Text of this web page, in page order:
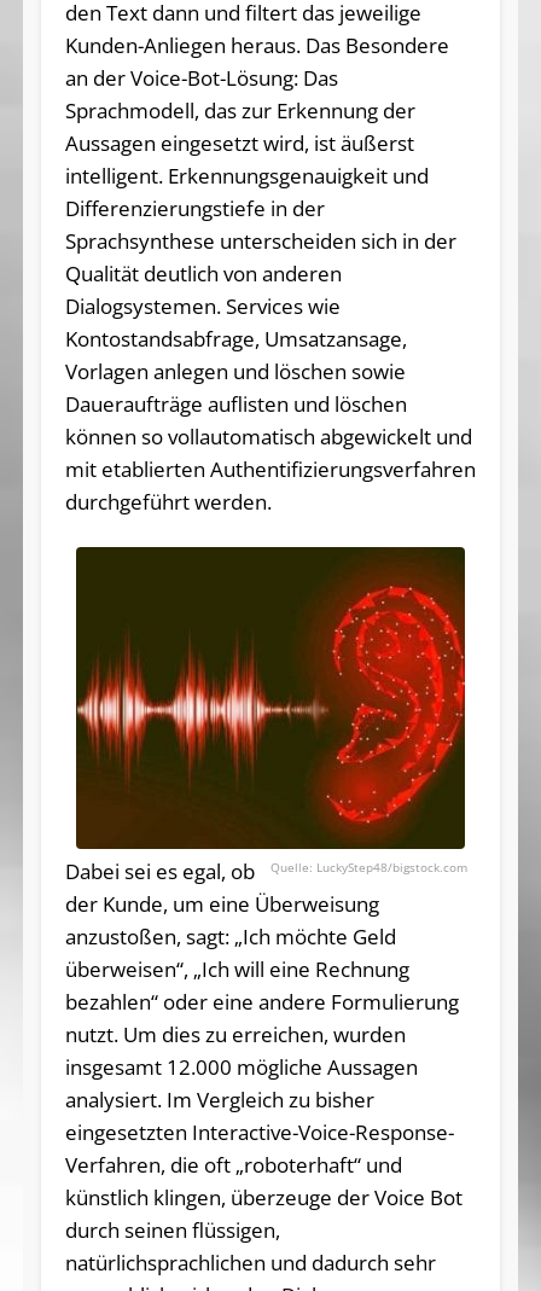
den Text dann und filtert das jeweilige
Kunden-Anliegen heraus. Das Besondere
an der Voice-Bot-Lösung: Das
Sprachmodell, das zur Erkennung der
Aussagen eingesetzt wird, ist äußerst
intelligent. Erkennungsgenauigkeit und
Differenzierungstiefe in der
Sprachsynthese unterscheiden sich in der
Qualität deutlich von anderen
Dialogsystemen. Services wie
Kontostandsabfrage, Umsatzansage,
Vorlagen anlegen und löschen sowie
Daueraufträge auflisten und löschen
können so vollautomatisch abgewickelt und
mit etablierten Authentifizierungsverfahren
durchgeführt werden.
LuckyStep48/bigstock.com
Dabei sei es egal, ob
der Kunde, um eine Überweisung
anzustoßen, sagt: „Ich möchte Geld
überweisen“, „Ich will eine Rechnung
bezahlen“ oder eine andere Formulierung
nutzt. Um dies zu erreichen, wurden
insgesamt 12.000 mögliche Aussagen
analysiert. Im Vergleich zu bisher
eingesetzten Interactive-Voice-Response-
Verfahren, die oft „roboterhaft“ und
künstlich klingen, überzeuge der Voice Bot
durch seinen flüssigen,
natürlichsprachlichen und dadurch sehr